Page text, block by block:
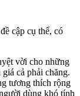
cập cụ thể, có
vời cho những
cả phải chăng.
tương thích rộng
dùng khó tính